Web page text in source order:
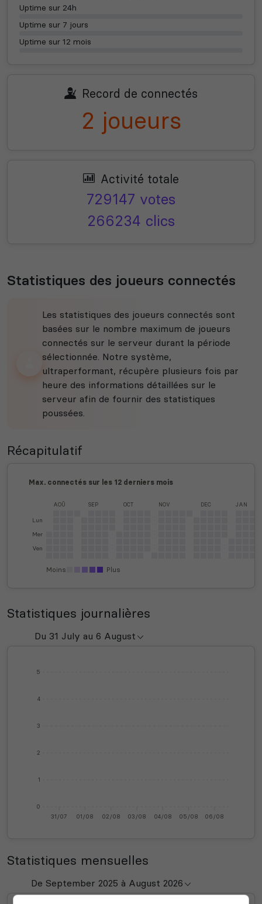
Uptime sur 24h
Uptime sur 7 jours
Uptime sur 12 mois
Record de connectés
2 joueurs
Activité totale
729147 votes
266234 clics
Statistiques des joueurs connectés
Les statistiques des joueurs connectés sont
basées sur le nombre maximum de joueurs
connectés sur le serveur durant la période
sélectionnée. Notre système,
ultraperformant, récupère plusieurs fois par
heure des informations détaillées sur le
serveur afin de fournir des statistiques
poussées.
Récapitulatif
Max. connectés sur les 12 derniers mois
Lun
Mer
Ven
AOÛ SEP OCT NOV DEC JAN
Moins Plus
Statistiques journalières
0
1
2
3
4
5
31/07 01/08 02/08 03/08 04/08 05/08 06/08
Statistiques mensuelles